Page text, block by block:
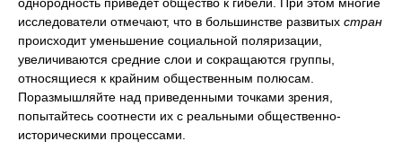
исследователи отмечают, что в большинстве развитых стран
происходит уменьшение социальной поляризации,
увеличиваются средние слои и сокращаются группы,
относящиеся к крайним общественным полюсам.
Поразмышляйте над приведенными точками зрения,
попытайтесь соотнести их с реальными общественно-
историческими процессами.